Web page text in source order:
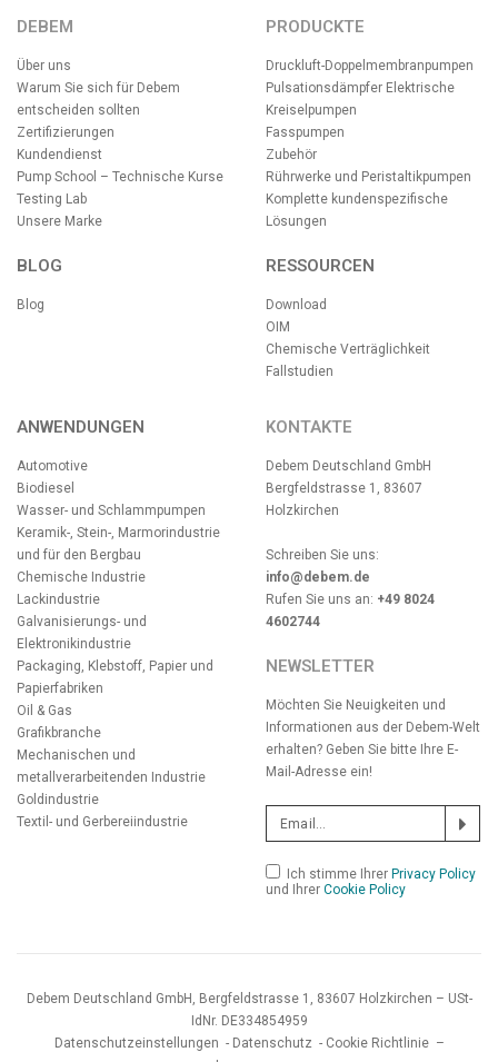
DEBEM
Über uns
Warum Sie sich für Debem
entscheiden sollten
Zertifizierungen
Kundendienst
Pump School – Technische Kurse
Testing Lab
Unsere Marke
BLOG
Blog
PRODUCKTE
Druckluft-Doppelmembranpumpen
Pulsationsdämpfer Elektrische
Kreiselpumpen
Fasspumpen
Zubehör
Rührwerke und Peristaltikpumpen
Komplette kundenspezifische
Lösungen
RESSOURCEN
Download
OIM
Chemische Verträglichkeit
Fallstudien
ANWENDUNGEN
Automotive
Biodiesel
Wasser- und Schlammpumpen
Keramik-, Stein-, Marmorindustrie
und für den Bergbau
Chemische Industrie
Lackindustrie
Galvanisierungs- und
Elektronikindustrie
Packaging, Klebstoff, Papier und
Papierfabriken
Oil & Gas
Grafikbranche
Mechanischen und
metallverarbeitenden Industrie
Goldindustrie
Textil- und Gerbereiindustrie
KONTAKTE
Debem Deutschland GmbH
Bergfeldstrasse 1, 83607
Holzkirchen
Schreiben Sie uns:
info@debem.de
Rufen Sie uns an: +49 8024
4602744
NEWSLETTER
Möchten Sie Neuigkeiten und
Informationen aus der Debem-Welt
erhalten? Geben Sie bitte Ihre E-
Mail-Adresse ein!
Ich stimme Ihrer Privacy Policy
und Ihrer Cookie Policy
Debem Deutschland GmbH, Bergfeldstrasse 1, 83607 Holzkirchen – USt-
IdNr. DE334854959
Datenschutzeinstellungen - Datenschutz - Cookie Richtlinie –